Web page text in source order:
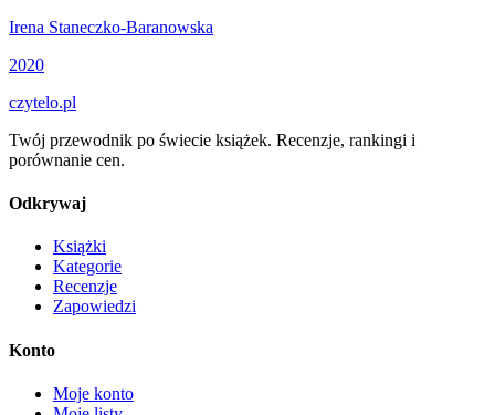
Irena Staneczko-Baranowska
2020
czytelo.pl
Twój przewodnik po świecie książek. Recenzje, rankingi i
porównanie cen.
Odkrywaj
Książki
Kategorie
Recenzje
Zapowiedzi
Konto
Moje konto